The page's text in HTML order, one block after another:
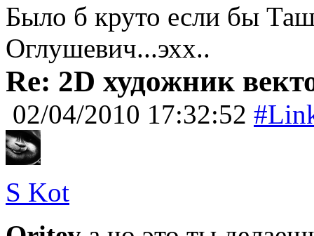
Было б круто если бы
Оглушевич...эхх..
Re: 2D художник
02/04/2010 17:32:52
S Kot